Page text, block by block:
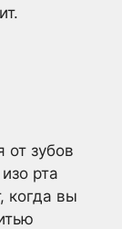
от зубов
рта
когда вы